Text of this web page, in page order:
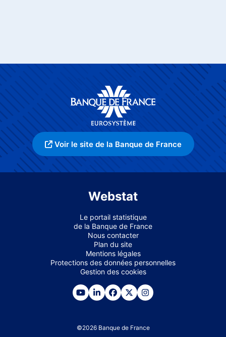
Voir le site de la Banque de France
Webstat
Le portail statistique
de la Banque de France
Nous contacter
Plan du site
Mentions légales
Protections des données personnelles
Gestion des cookies
©2026 Banque de France